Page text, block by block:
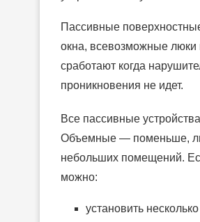
Пассивные
окна, всевозможные люки
сработают когда
проникновения не идет.
Все пассивные
Объемные — поменьше,
небольших помещений.
можно:
установить